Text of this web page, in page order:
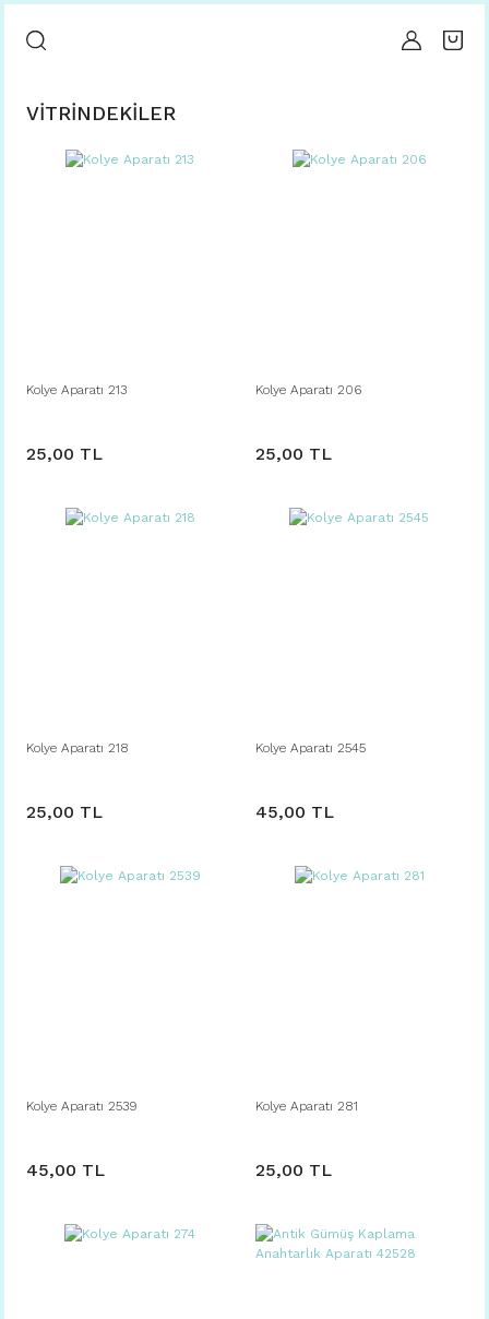
ÇİNİ KOLYELER
El İşçiliği Çini Kolyeler İçin Tıklayınız
VİTRİNDEKİLER
Kolye Aparatı 213
25,00 TL
Kolye Aparatı 206
25,00 TL
Kolye Aparatı 218
25,00 TL
Kolye Aparatı 2545
45,00 TL
Kolye Aparatı 2539
45,00 TL
Kolye Aparatı 281
25,00 TL